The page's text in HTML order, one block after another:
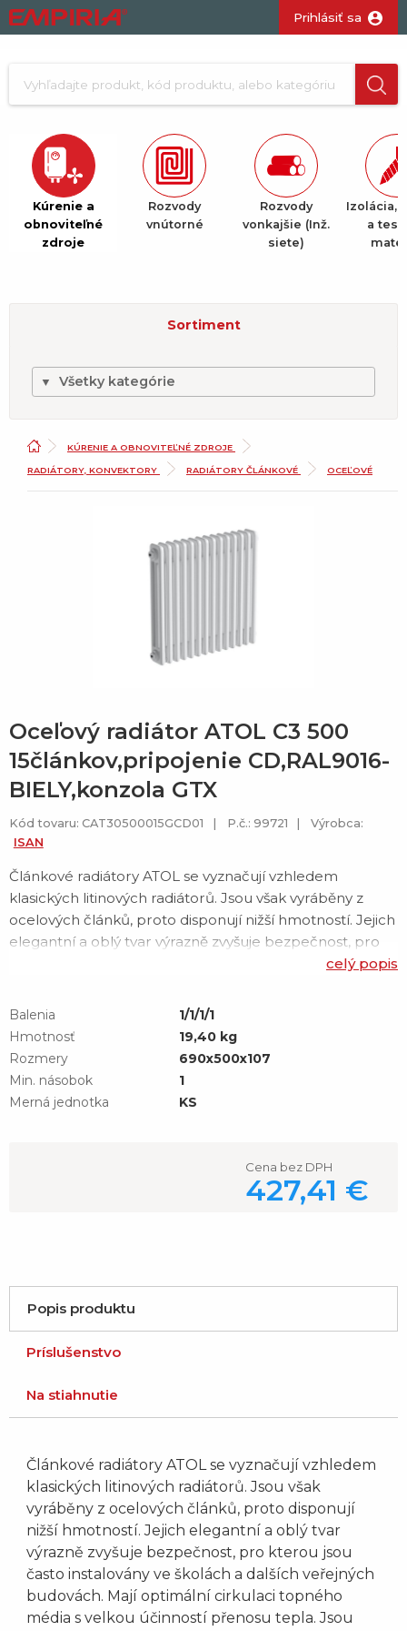
Prihlásiť sa
Kúrenie a
obnoviteľné
zdroje
Rozvody
vnútorné
Rozvody
vonkajšie (Inž.
siete)
Izolácia,
a
Sortiment
▼ Všetky kategórie
KÚRENIE A OBNOVITEĽNÉ ZDROJE
RADIÁTORY, KONVEKTORY RADIÁTORY ČLÁNKOVÉ OCEĽOVÉ
Oceľový radiátor ATOL C3 500
15článkov,pripojenie CD,RAL9016-
BIELY,konzola GTX
Kód tovaru: CAT30500015GCD01 P.č.: 99721
Výrobca:
ISAN
Článkové radiátory ATOL se vyznačují vzhledem
klasických litinových radiátorů. Jsou však vyráběny z
ocelových článků, proto disponují nižší hmotností. Jejich
elegantní a oblý tvar výrazně zvyšuje bezpečnost, pro
kterou jsou často instalovány ve školách a dalších
média s velkou účinností přenosu tepla. Jsou vhodné
pro provoz v nízkoteplotních sys
celý popis
Balenia
1/1/1/1
Hmotnosť
19,40 kg
Rozmery
690x500x107
Min. násobok
1
Merná jednotka
KS
Cena bez DPH
427,41 €
Popis produktu
Príslušenstvo
Na stiahnutie
Článkové radiátory ATOL se vyznačují vzhledem
klasických litinových radiátorů. Jsou však
vyráběny z ocelových článků, proto disponují
nižší hmotností. Jejich elegantní a oblý tvar
výrazně zvyšuje bezpečnost, pro kterou jsou
často instalovány ve školách a dalších veřejných
budovách. Mají optimální cirkulaci topného
média s velkou účinností přenosu tepla. Jsou